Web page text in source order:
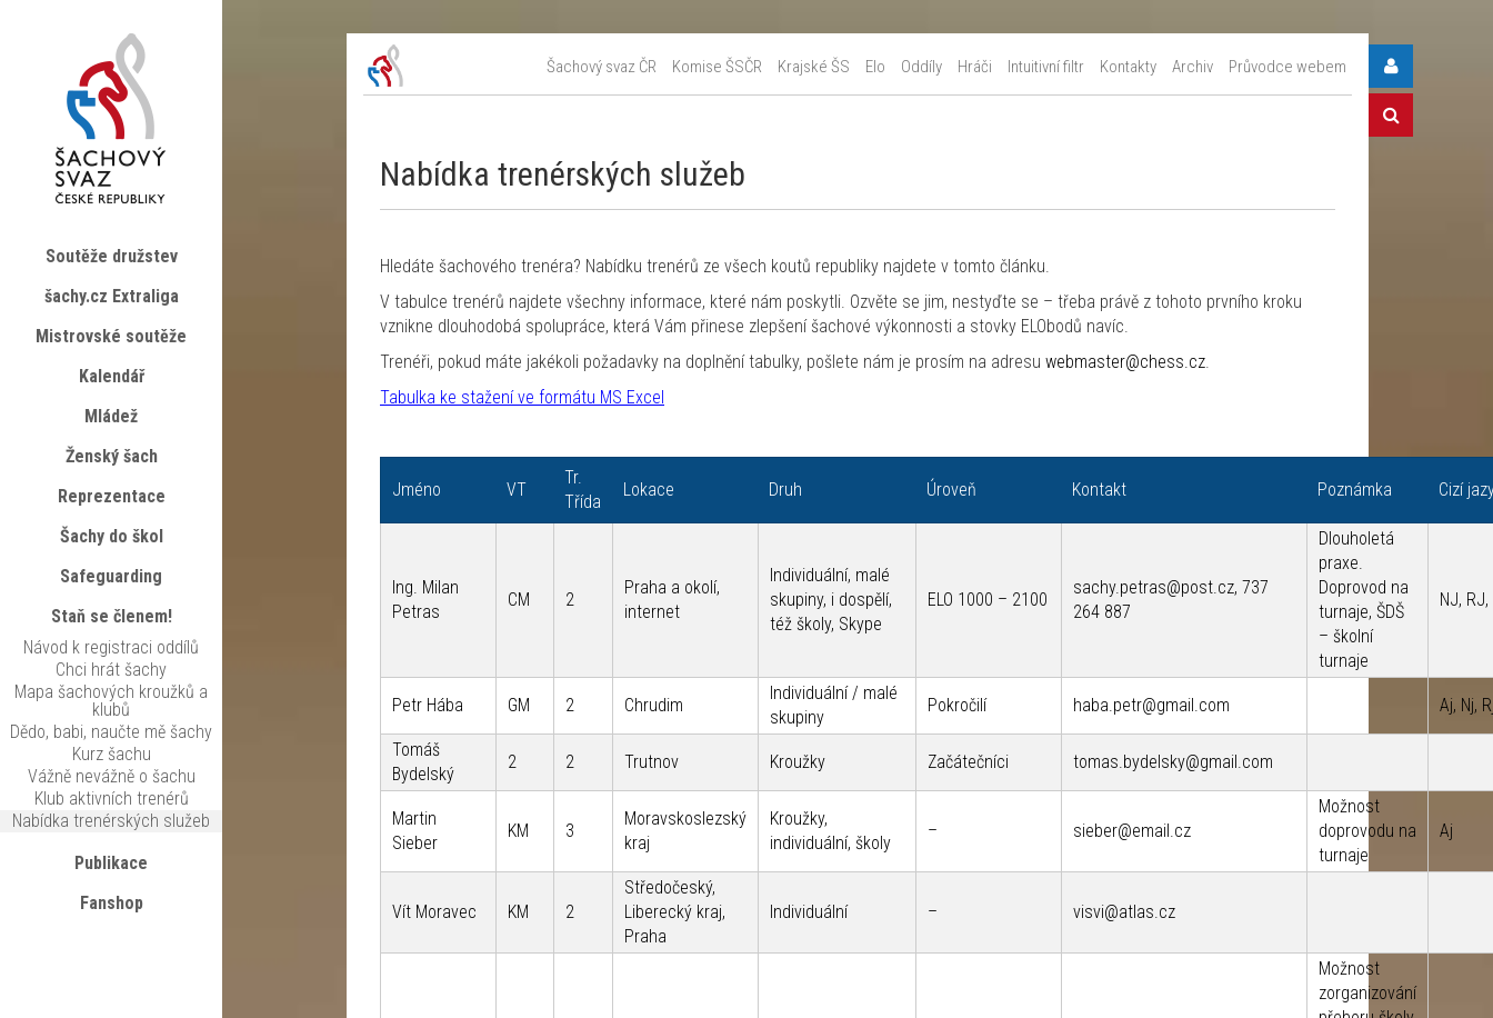
Šachový svaz ČR Komise ŠSČR Krajské ŠS Elo Oddíly Hráči Intuitivní filtr Kontakty Archiv Průvodce webem
Nabídka trenérských služeb
Hledáte šachového trenéra? Nabídku trenérů ze všech koutů republiky najdete v tomto článku.
V tabulce trenérů najdete všechny informace, které nám poskytli. Ozvěte se jim, nestyďte se – třeba právě z tohoto prvního kroku
vznikne dlouhodobá spolupráce, která Vám přinese zlepšení šachové výkonnosti a stovky ELObodů navíc.
Trenéři, pokud máte jakékoli požadavky na doplnění tabulky, pošlete nám je prosím na adresu webmaster@chess.cz.
Tabulka ke stažení ve formátu MS Excel
Jméno VT
Tr.
Třída
Lokace Druh Úroveň Kontakt Poznámka Cizí
Ing. Milan
Petras
CM 2
Praha a okolí,
internet
Individuální, malé
skupiny, i dospělí,
též školy, Skype
ELO 1000 – 2100
sachy.petras@post.cz, 737
264 887
Dlouholetá
praxe.
Doprovod na
turnaje, ŠDŠ
– školní
turnaje
NJ,
Petr Hába GM 2 Chrudim
Individuální / malé
skupiny
Pokročilí haba.petr@gmail.com Aj, Nj,
Tomáš
Bydelský
2 2 Trutnov Kroužky Začátečníci tomas.bydelsky@gmail.com
Martin
Sieber
KM 3
Moravskoslezský
kraj
Kroužky,
individuální, školy
– sieber@email.cz
Možnost
doprovodu na
turnaje
Aj
Vít Moravec KM 2
Středočeský,
Liberecký kraj,
Praha
Individuální – visvi@atlas.cz
Možnost
zorganizování
Soutěže družstev
šachy.cz Extraliga
Mistrovské soutěže
Kalendář
Mládež
Ženský šach
Reprezentace
Šachy do škol
Safeguarding
Staň se členem!
Návod k registraci oddílů
Chci hrát šachy
Mapa šachových kroužků a
klubů
Dědo, babi, naučte mě šachy
Kurz šachu
Vážně nevážně o šachu
Klub aktivních trenérů
Nabídka trenérských služeb
Publikace
Fanshop